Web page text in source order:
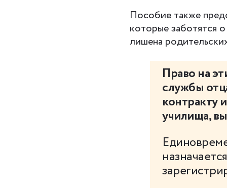
Пособие также
которые заботятся
лишена
Право на
службы
контракту
училища,